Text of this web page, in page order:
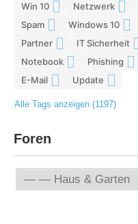
Win 10 Netzwerk
Spam Windows 10
Partner IT Sicherheit
Notebook Phishing
E-Mail Update
Alle Tags anzeigen (1197)
Foren